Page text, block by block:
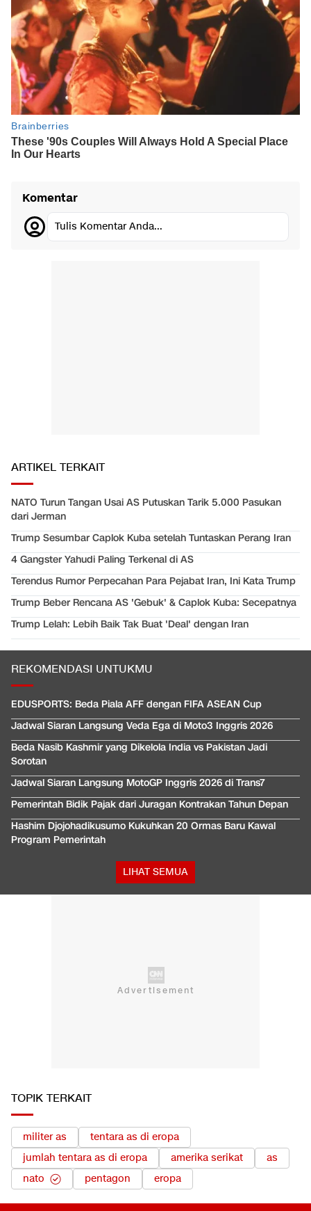
Komentar
Tulis Komentar Anda...
ARTIKEL TERKAIT
NATO Turun Tangan Usai AS Putuskan Tarik 5.000 Pasukan
dari Jerman
Trump Sesumbar Caplok Kuba setelah Tuntaskan Perang Iran
4 Gangster Yahudi Paling Terkenal di AS
Terendus Rumor Perpecahan Para Pejabat Iran, Ini Kata Trump
Trump Beber Rencana AS 'Gebuk' & Caplok Kuba: Secepatnya
Trump Lelah: Lebih Baik Tak Buat 'Deal' dengan Iran
REKOMENDASI UNTUKMU
EDUSPORTS: Beda Piala AFF dengan FIFA ASEAN Cup
Jadwal Siaran Langsung Veda Ega di Moto3 Inggris 2026
Beda Nasib Kashmir yang Dikelola India vs Pakistan Jadi
Sorotan
Jadwal Siaran Langsung MotoGP Inggris 2026 di Trans7
Pemerintah Bidik Pajak dari Juragan Kontrakan Tahun Depan
Hashim Djojohadikusumo Kukuhkan 20 Ormas Baru Kawal
Program Pemerintah
LIHAT SEMUA
TOPIK TERKAIT
militer as
tentara as di eropa
jumlah tentara as di eropa
amerika serikat
as
nato
pentagon eropa